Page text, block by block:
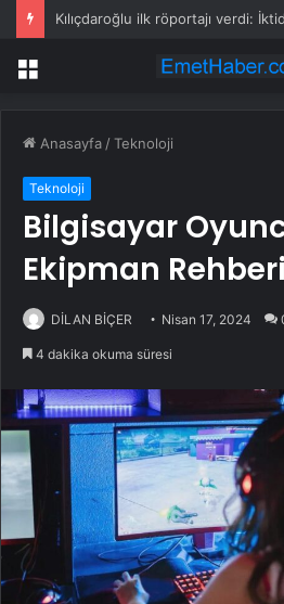
Menü
Anasayfa /Teknoloji
Teknoloji
Bilgisayar
Ekipman Rehberi
DİLAN BİÇER Nisan 17, 2024
4 dakika okuma süresi